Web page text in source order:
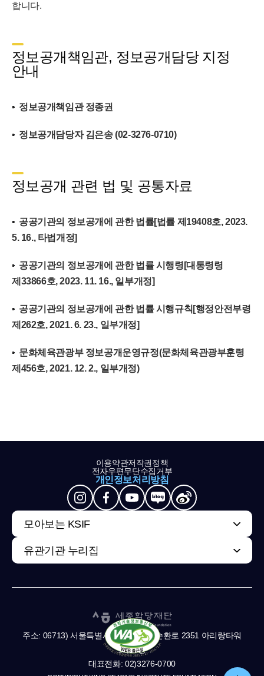
합니다.
정보공개책임관, 정보공개담당 지정
안내
정보공개책임관 정종권
정보공개담당자 김은송 (02-3276-0710)
정보공개 관련 법 및 공통자료
공공기관의 정보공개에 관한 법률[법률 제19408호, 2023.
5. 16., 타법개정]
공공기관의 정보공개에 관한 법률 시행령[대통령령
제33866호, 2023. 11. 16., 일부개정]
공공기관의 정보공개에 관한 법률 시행규칙[행정안전부령
제262호, 2021. 6. 23., 일부개정]
문화체육관광부 정보공개운영규정(문화체육관광부훈령
제456호, 2021. 12. 2., 일부개정)
이용약관저작권정책
전자우편무단수집거부
개인정보처리방침
모아보는 KSIF
유관기관 누리집
주소: 06713) 서울특별시 서초구 남부순환로 2351 아리랑타워
11,13층
대표전화: 02)3276-0700